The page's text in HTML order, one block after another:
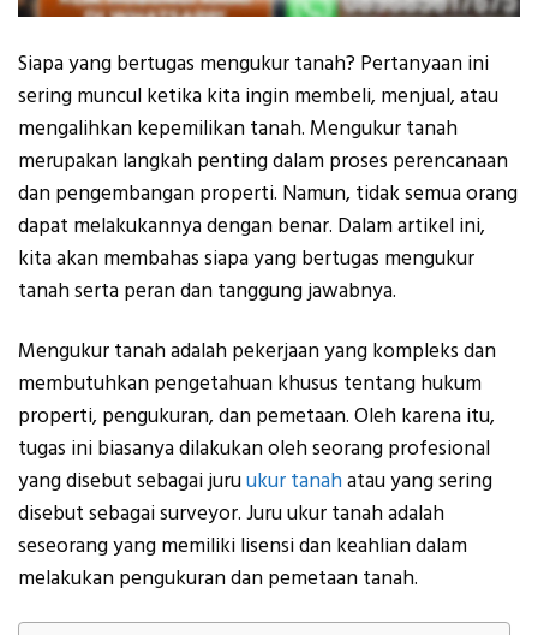
Siapa yang bertugas mengukur tanah? Pertanyaan ini
sering muncul ketika kita ingin membeli, menjual, atau
mengalihkan kepemilikan tanah. Mengukur tanah
merupakan langkah penting dalam proses perencanaan
dan pengembangan properti. Namun, tidak semua orang
dapat melakukannya dengan benar. Dalam artikel ini,
kita akan membahas siapa yang bertugas mengukur
tanah serta peran dan tanggung jawabnya.
Mengukur tanah adalah pekerjaan yang kompleks dan
membutuhkan pengetahuan khusus tentang hukum
properti, pengukuran, dan pemetaan. Oleh karena itu,
tugas ini biasanya dilakukan oleh seorang profesional
yang disebut sebagai juruukur tanahatau yang sering
disebut sebagai surveyor. Juru ukur tanah adalah
seseorang yang memiliki lisensi dan keahlian dalam
melakukan pengukuran dan pemetaan tanah.